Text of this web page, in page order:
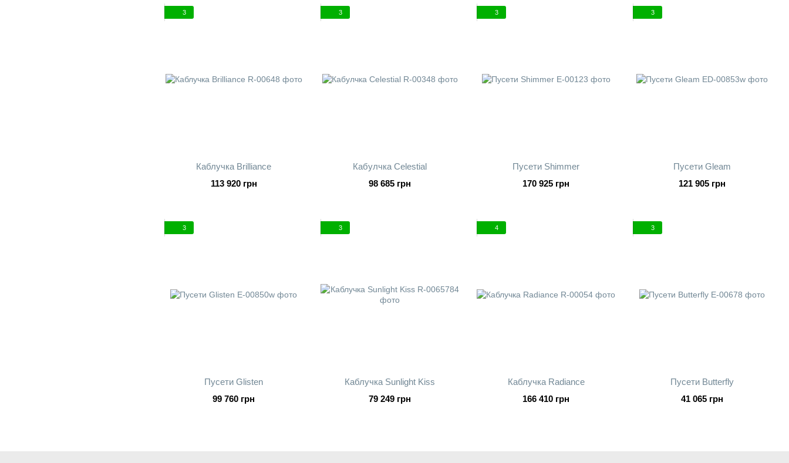
3
Каблучка Brilliance
113 920 грн
3
Кабулчка Celestial
98 685 грн
3
Пусети Shimmer
170 925 грн
3
Пусети Gleam
121 905 грн
3
Пусети Glisten
99 760 грн
3
Каблучка Sunlight Kiss
79 249 грн
4
Каблучка Radiance
166 410 грн
3
Пусети Butterfly
41 065 грн